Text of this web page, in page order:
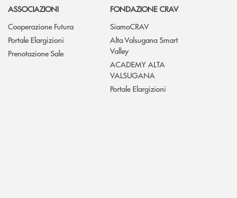
ASSOCIAZIONI
Cooperazione Futura
Portale Elargizioni
Prenotazione Sale
FONDAZIONE CRAV
SiamoCRAV
Alta Valsugana Smart
Valley
ACADEMY ALTA
VALSUGANA
Portale Elargizioni